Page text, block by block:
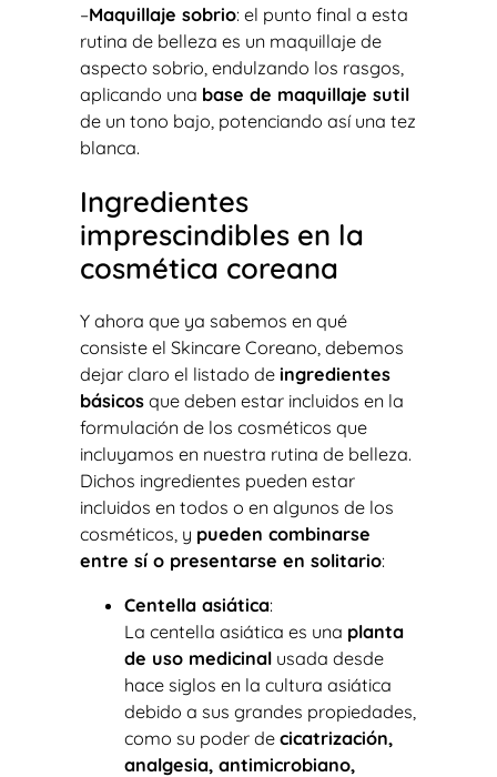
–Maquillaje sobrio: el punto final a esta
rutina de belleza es un maquillaje de
aspecto sobrio, endulzando los rasgos,
aplicando una base de maquillaje sutil
de un tono bajo, potenciando así una tez
blanca.
Ingredientes
imprescindibles en la
cosmética coreana
Y ahora que ya sabemos en qué
consiste el Skincare Coreano, debemos
dejar claro el listado de ingredientes
básicos que deben estar incluidos en la
formulación de los cosméticos que
incluyamos en nuestra rutina de belleza.
Dichos ingredientes pueden estar
incluidos en todos o en algunos de los
cosméticos, y pueden combinarse
entre sí o presentarse en solitario:
Centella asiática:
La centella asiática es una planta
de uso medicinal usada desde
hace siglos en la cultura asiática
debido a sus grandes propiedades,
como su poder de cicatrización,
analgesia, antimicrobiano,